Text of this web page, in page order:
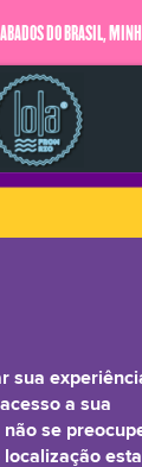
DO BRASIL,
SABER MAIS
sua
a sua
se